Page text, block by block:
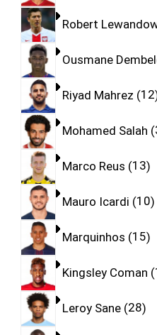
Robert
Ousmane
Riyad Mahrez 12
Mohamed Salah
Marco Reus 13
Mauro Icardi 10
Marquinhos 15
Kingsley Coman
Leroy Sane 28